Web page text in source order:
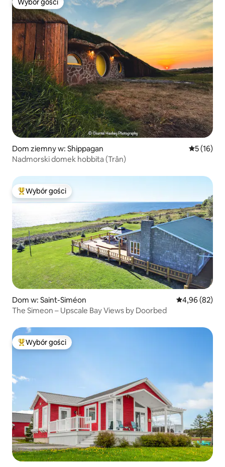
Wybór gości
Wybór gości
Dom ziemny w: Shippagan Średnia
5 (16)
Nadmorski domek hobbita (Trân)
Najpopularniejsze z kategorii Wybór gości
Wybór gości
Dom w: Saint-Siméon Średnia
4,96 (82)
The Simeon – Upscale Bay Views by Doorbed
Najpopularniejsze z kategorii Wybór gości
Wybór gości